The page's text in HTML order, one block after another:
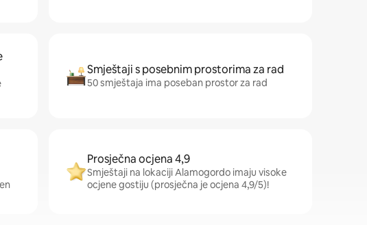
Smještaji s posebnim prostorima za rad
50 smještaja ima poseban prostor za rad
Prosječna ocjena 4,9
Smještaji na lokaciji Alamogordo imaju visoke
ocjene gostiju (prosječna je ocjena 4,9/5)!